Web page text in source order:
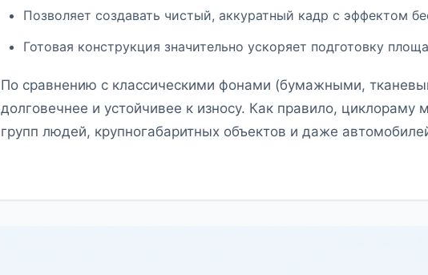
Позволяет создавать чистый, аккуратный кадр с эффектом
Готовая конструкция значительно ускоряет подготовку
По сравнению с классическими фонами (бумажными,
долговечнее и устойчивее к износу. Как правило,
групп людей, крупногабаритных объектов и даже